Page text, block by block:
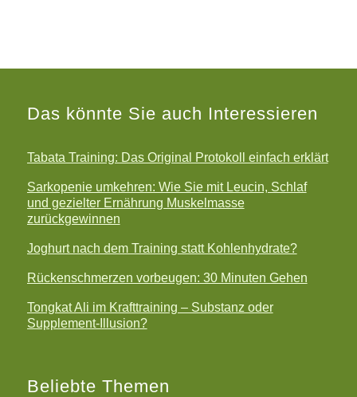
Das könnte Sie auch Interessieren
Tabata Training: Das Original Protokoll einfach erklärt
Sarkopenie umkehren: Wie Sie mit Leucin, Schlaf
und gezielter Ernährung Muskelmasse
zurückgewinnen
Joghurt nach dem Training statt Kohlenhydrate?
Rückenschmerzen vorbeugen: 30 Minuten Gehen
Tongkat Ali im Krafttraining – Substanz oder
Supplement-Illusion?
Beliebte Themen